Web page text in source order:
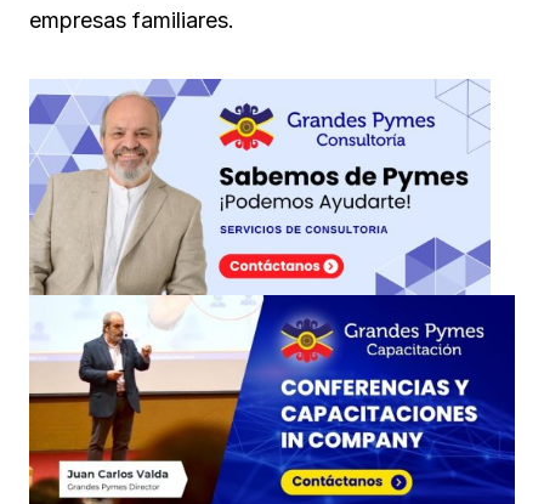
empresas familiares.